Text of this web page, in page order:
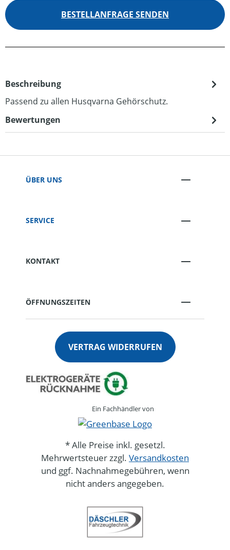
BESTELLANFRAGE SENDEN
Beschreibung
Passend zu allen Husqvarna Gehörschutz.
Bewertungen
ÜBER UNS
SERVICE
KONTAKT
ÖFFNUNGSZEITEN
VERTRAG WIDERRUFEN
Ein Fachhändler von
* Alle Preise inkl. gesetzl.
Mehrwertsteuer zzgl. Versandkosten
und ggf. Nachnahmegebühren, wenn
nicht anders angegeben.